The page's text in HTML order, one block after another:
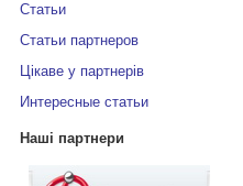
Статьи
Статьи партнеров
Цікаве у партнерів
Интересные статьи
Наші партнери